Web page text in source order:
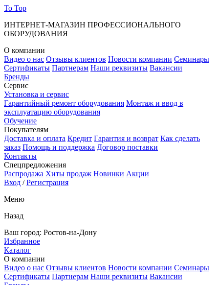
To Top
ИНТЕРНЕТ-МАГАЗИН ПРОФЕССИОНАЛЬНОГО
ОБОРУДОВАНИЯ
О компании
Видео о нас Отзывы клиентов Новости компании Семинары
Сертификаты Партнерам Наши реквизиты Вакансии
Бренды
Сервис
Установка и сервис
Гарантийный ремонт оборудования Монтаж и ввод в
эксплуатацию оборудования
Обучение
Покупателям
Доставка и оплата Кредит Гарантия и возврат Как сделать
заказ Помощь и поддержка Договор поставки
Контакты
Спецпредложения
Распродажа Хиты продаж Новинки Акции
Вход /Регистрация
Меню
Назад
Ваш город: Ростов-на-Дону
Избранное
Каталог
О компании
Видео о нас Отзывы клиентов Новости компании Семинары
Сертификаты Партнерам Наши реквизиты Вакансии